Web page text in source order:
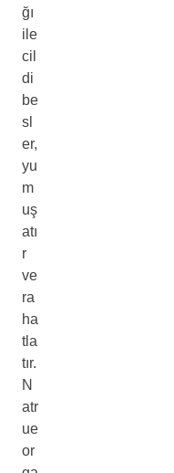
ğı
ile
cil
di
be
sl
er,
yu
m
uş
atı
r
ve
ra
ha
tla
tır.
N
atr
ue
or